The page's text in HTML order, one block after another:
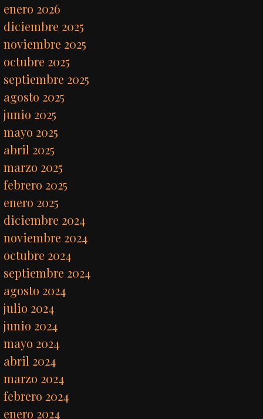
enero 2026
diciembre 2025
noviembre 2025
octubre 2025
septiembre 2025
agosto 2025
junio 2025
mayo 2025
abril 2025
marzo 2025
febrero 2025
enero 2025
diciembre 2024
noviembre 2024
octubre 2024
septiembre 2024
agosto 2024
julio 2024
junio 2024
mayo 2024
abril 2024
marzo 2024
febrero 2024
enero 2024